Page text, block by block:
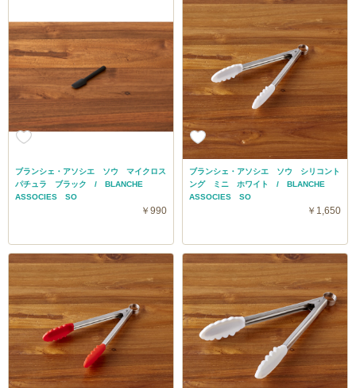
ブランシェ・アソシエ ソウ マイクロス
パチュラ ブラック / BLANCHE
ASSOCIES SO
￥990
ブランシェ・アソシエ ソウ シリコント
ング ミニ ホワイト / BLANCHE
ASSOCIES SO
￥1,650